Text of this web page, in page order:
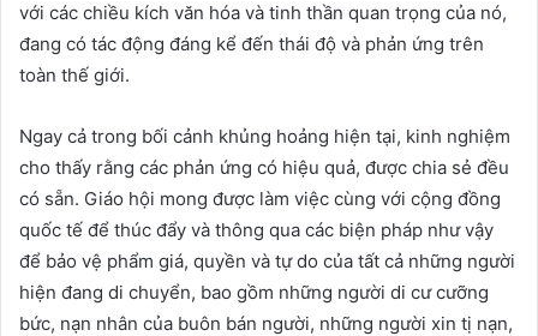
với các chiều kích văn hóa và tinh thần quan trọng của nó,
đang có tác động đáng kể đến thái độ và phản ứng trên
toàn thế giới.
Ngay cả trong bối cảnh khủng hoảng hiện tại, kinh nghiệm
cho thấy rằng các phản ứng có hiệu quả, được chia sẻ đều
có sẵn. Giáo hội mong được làm việc cùng với cộng đồng
quốc tế để thúc đẩy và thông qua các biện pháp như vậy
để bảo vệ phẩm giá, quyền và tự do của tất cả những người
hiện đang di chuyển, bao gồm những người di cư cưỡng
bức, nạn nhân của buôn bán người, những người xin tị nạn,